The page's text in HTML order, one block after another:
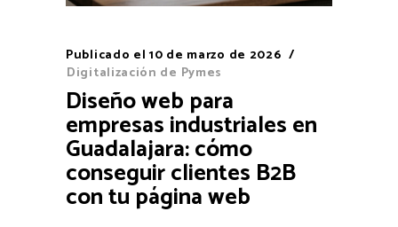
Publicado el 10 de marzo de 2026
Digitalización de Pymes
Diseño web para
empresas industriales en
Guadalajara: cómo
conseguir clientes B2B
con tu página web